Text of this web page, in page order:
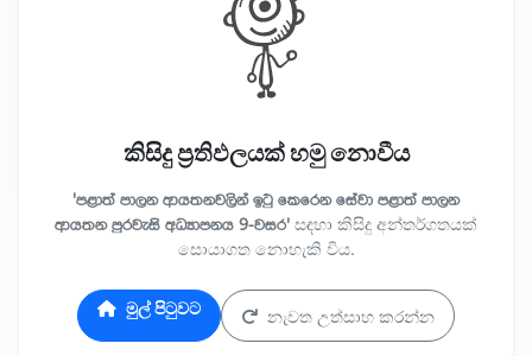
කිසිදු ප්‍රතිඵලයක් හමු නොවීය
'පළාත් පාලන ආයතනවලින් ඉටු කෙරෙන සේවා පළාත් පාලන
ආයතන පුරවැසි අධ්‍යාපනය 9-වසර' සඳහා කිසිදු අන්තර්ගතයක්
සොයාගත නොහැකි විය.
මුල් පිටුවට නැවත උත්සාහ කරන්න